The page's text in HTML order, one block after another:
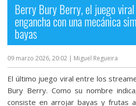
Berry Bury Berry, el juego
engancha con una mecánica
bayas
09 marzo 2026, 20:02 | Miguel Regueira
El último juego viral entre los
Bury Berry. Como su nombre
consiste en arrojar bayas y frutas